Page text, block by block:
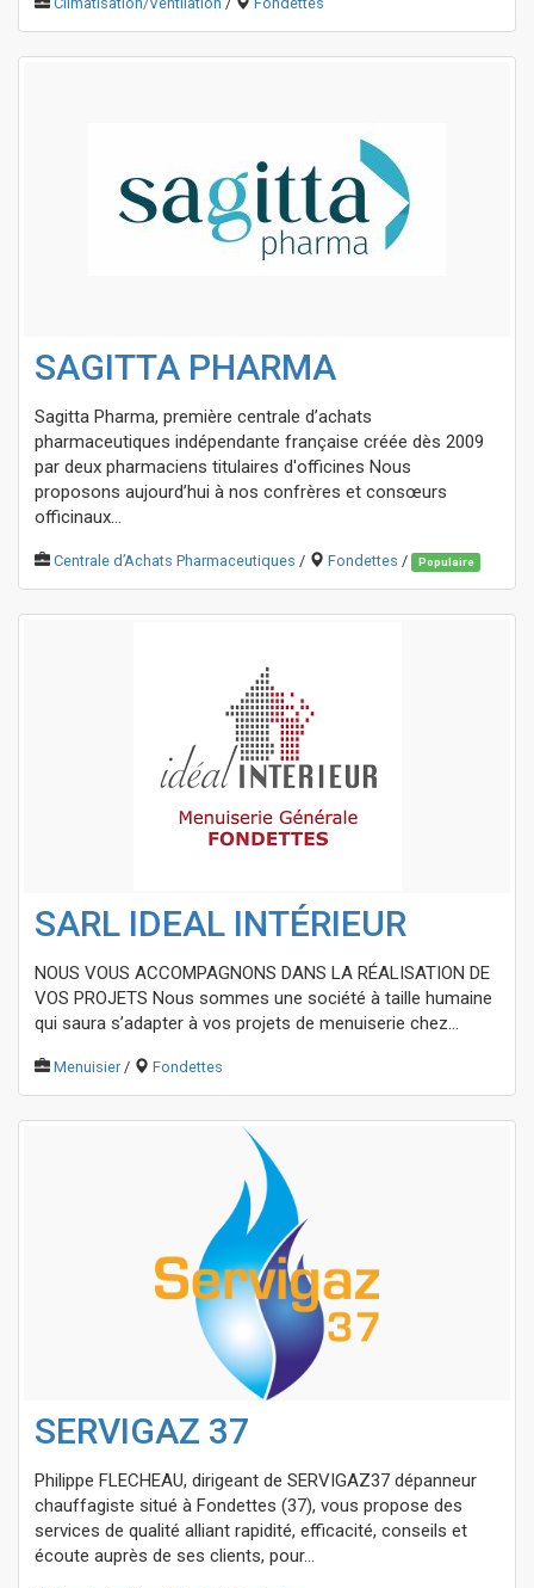
SAGITTA PHARMA
Sagitta Pharma, première centrale d’achats
pharmaceutiques indépendante française créée dès 2009
par deux pharmaciens titulaires d'officines Nous
proposons aujourd’hui à nos confrères et consœurs
officinaux...
Centrale d’Achats Pharmaceutiques / Fondettes / Populaire
SARL IDEAL INTÉRIEUR
NOUS VOUS ACCOMPAGNONS DANS LA RÉALISATION DE
VOS PROJETS Nous sommes une société à taille humaine
qui saura s’adapter à vos projets de menuiserie chez...
Menuisier / Fondettes
SERVIGAZ 37
Philippe FLECHEAU, dirigeant de SERVIGAZ37 dépanneur
chauffagiste situé à Fondettes (37), vous propose des
services de qualité alliant rapidité, efficacité, conseils et
écoute auprès de ses clients, pour...